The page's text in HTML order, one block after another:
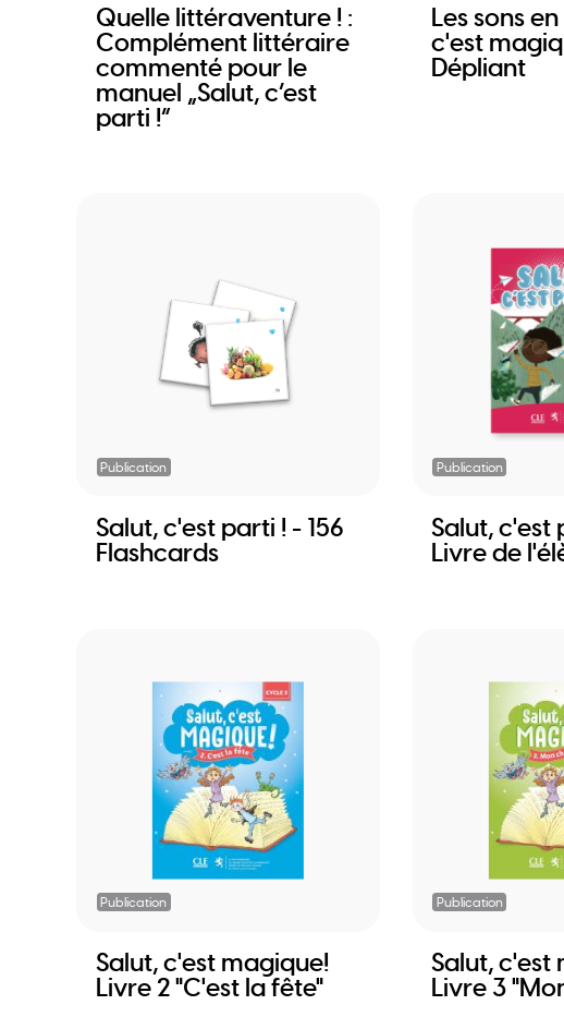
Quelle littéraventure ! :
Complément littéraire
commenté pour le
manuel „Salut, c’est
parti !“
Les sons
c'est
Dépliant
Publication
Salut, c'est parti ! - 156
Flashcards
Publication
Salut, c'est
Livre de
Publication
Salut, c'est magique!
Livre 2 "C'est la fête"
Publication
Salut, c'est
Livre 3